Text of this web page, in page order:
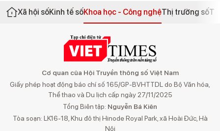
Xã hội sốKinh tế sốKhoa học - Công nghệThị trường số
Cơ quan của Hội Truyền thông số Việt Nam
Giấy phép hoạt động báo chí số 165/GP-BVHTTDL do Bộ Văn hóa,
Thể thao và Du lịch cấp ngày 27/11/2025
Tổng Biên tập: Nguyễn Bá Kiên
Tòa soạn: LK16-18, Khu đô thị Hinode Royal Park, xã Hoài Đức, Hà
Nội